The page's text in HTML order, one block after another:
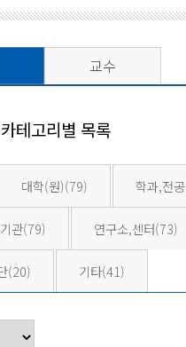
교수
테고리별 목록
대학(원)(79) 학과,전공
관(79) 연구소,센터(73)
(20) 기타(41)